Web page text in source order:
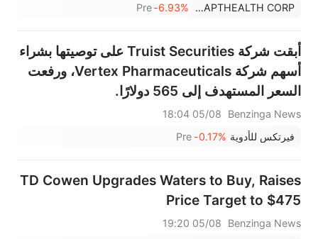
ADAPTHEALTH CORP
-6.93%
Pre
أبقت شركة Truist Securities على توصيتها بشراء
أسهم شركة Vertex Pharmaceuticals، ورفعت
السعر المستهدف إلى 565 دولارًا.
Benzinga News
05/08 18:04
فيرتكس للأدوية -0.17%
Pre
TD Cowen Upgrades Waters to Buy, Raises
Price Target to $475
Benzinga News
05/08 19:20